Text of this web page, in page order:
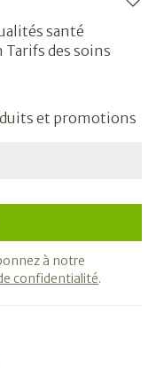
santé
Tarifs des soins
et promotions
à notre
confidentialité.